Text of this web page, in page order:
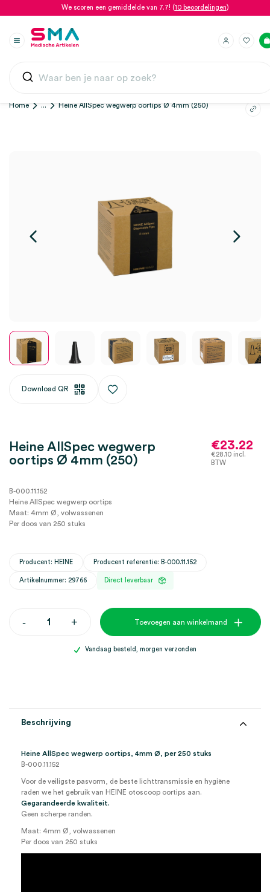
We scoren een gemiddelde van 7.7! (10 beoordelingen)
Home ... Heine AllSpec wegwerp oortips Ø 4mm (250)
Download QR
Heine AllSpec wegwerp
oortips Ø 4mm (250)
€23.22
€28.10incl.
BTW
B-000.11.152
Heine AllSpec wegwerp oortips
Maat: 4mm Ø, volwassenen
Per doos van 250 stuks
Producent: HEINE Producent referentie: B-000.11.152
Artikelnummer: 29766 Direct leverbaar
- + Toevoegen aan winkelmand
Vandaag besteld, morgen verzonden
Beschrijving
Heine AllSpec wegwerp oortips, 4mm Ø, per 250 stuks
B-000.11.152
Voor de veiligste pasvorm, de beste lichttransmissie en hygiëne
raden we het gebruik van HEINE otoscoop oortips aan.
Gegarandeerde kwaliteit.
Geen scherpe randen.
Maat: 4mm Ø, volwassenen
Per doos van 250 stuks